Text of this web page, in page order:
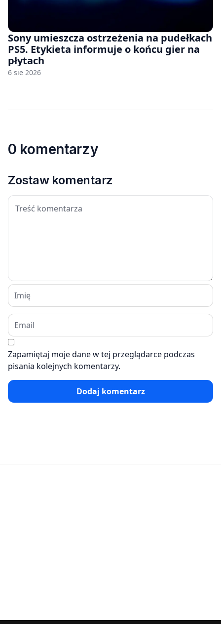
Sony umieszcza ostrzeżenia na pudełkach
PS5. Etykieta informuje o końcu gier na
płytach
6 sie 2026
0 komentarzy
Zostaw komentarz
Zapamiętaj moje dane w tej przeglądarce podczas
pisania kolejnych komentarzy.
Dodaj komentarz